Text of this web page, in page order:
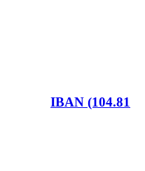
IBAN (104.81